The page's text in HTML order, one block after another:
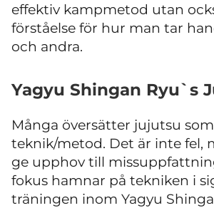
effektiv kampmetod utan
förståelse för hur man tar
och andra.
Yagyu Shingan Ryu`s
Många översätter jujutsu
teknik/metod. Det är inte fel,
ge upphov till
fokus hamnar på tekniken i
träningen inom Yagyu